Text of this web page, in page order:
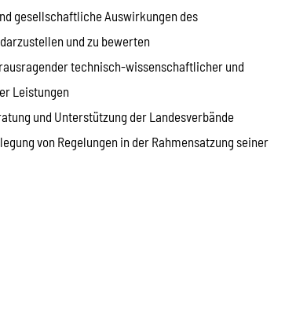
gesellschaftliche Auswirkungen des
und zu bewerten
technisch-wissenschaftlicher und
Leistungen
und Unterstützung der Landesverbände
von Regelungen in der Rahmensatzung seiner